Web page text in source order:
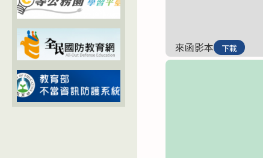
來函影本 下載